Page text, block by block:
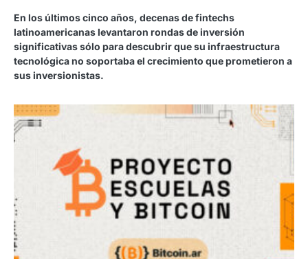
En los últimos cinco años, decenas de fintechs
latinoamericanas levantaron rondas de inversión
significativas sólo para descubrir que su infraestructura
tecnológica no soportaba el crecimiento que prometieron a
sus inversionistas.